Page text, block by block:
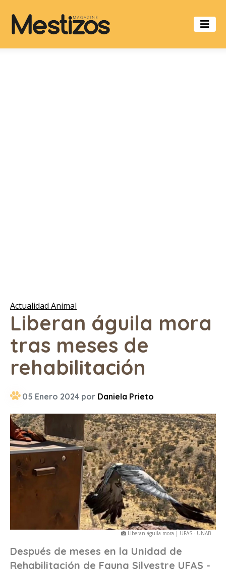
Actualidad Animal
Liberan águila mora
tras meses de
rehabilitación
05 Enero 2024 por Daniela Prieto
Liberan águila mora | UFAS - UNAB
Después de meses en la Unidad de
Rehabilitación de Fauna Silvestre UFAS -